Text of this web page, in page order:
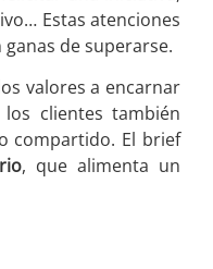
Estas atenciones
de superarse.
valores a encarnar
clientes también
compartido. El brief
, que alimenta un